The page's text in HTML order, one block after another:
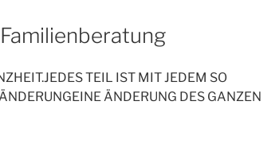
TEIL IST MIT JEDEM SO
ÄNDERUNG DES GANZEN